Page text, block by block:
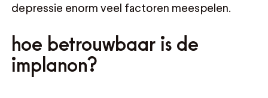
depressie enorm veel factoren meespelen.
hoe betrouwbaar is de
implanon?